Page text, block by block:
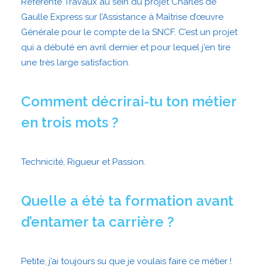
Gaulle Express sur l’Assistance à Maîtrise d’œuvre
Générale pour le compte de la SNCF. C’est un projet
qui a débuté en avril dernier et pour lequel j’en tire
une très large satisfaction.
Comment décrirai-tu ton métier
en trois mots ?
Technicité, Rigueur et Passion.
Quelle a été ta formation avant
d’entamer ta carrière ?
Petite, j’ai toujours su que je voulais faire ce métier !